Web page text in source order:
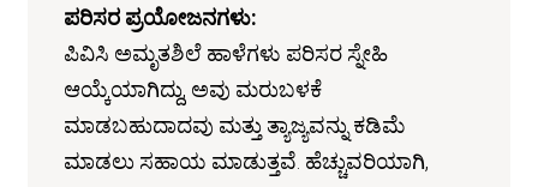
ಪರಿಸರ ಪ್ರಯೋಜನಗಳು:
ಪಿವಿಸಿ ಅಮೃತಶಿಲೆ ಹಾಳೆಗಳು ಪರಿಸರ ಸ್ನೇಹಿ
ಆಯ್ಕೆಯಾಗಿದ್ದು, ಅವು ಮರುಬಳಕೆ
ಮಾಡಬಹುದಾದವು ಮತ್ತು ತ್ಯಾಜ್ಯವನ್ನು ಕಡಿಮೆ
ಮಾಡಲು ಸಹಾಯ ಮಾಡುತ್ತವೆ. ಹೆಚ್ಚುವರಿಯಾಗಿ,